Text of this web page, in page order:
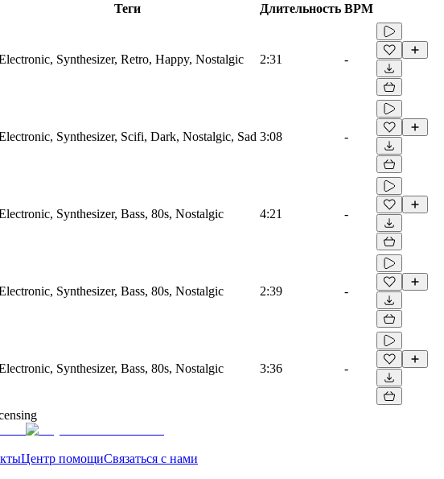
Теги Длительность BPM
Synthesizer, Retro, Happy, Nostalgic 2:31 -
Synthesizer, Scifi, Dark, Nostalgic, Sad 3:08 -
Synthesizer, Bass, 80s, Nostalgic 4:21 -
Synthesizer, Bass, 80s, Nostalgic 2:39 -
Synthesizer, Bass, 80s, Nostalgic 3:36 -
Центр помощиСвязаться с нами